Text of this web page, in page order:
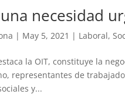
necesidad
| May 5, 2021 | Laboral,
la OIT, constituye la
representantes de
y...